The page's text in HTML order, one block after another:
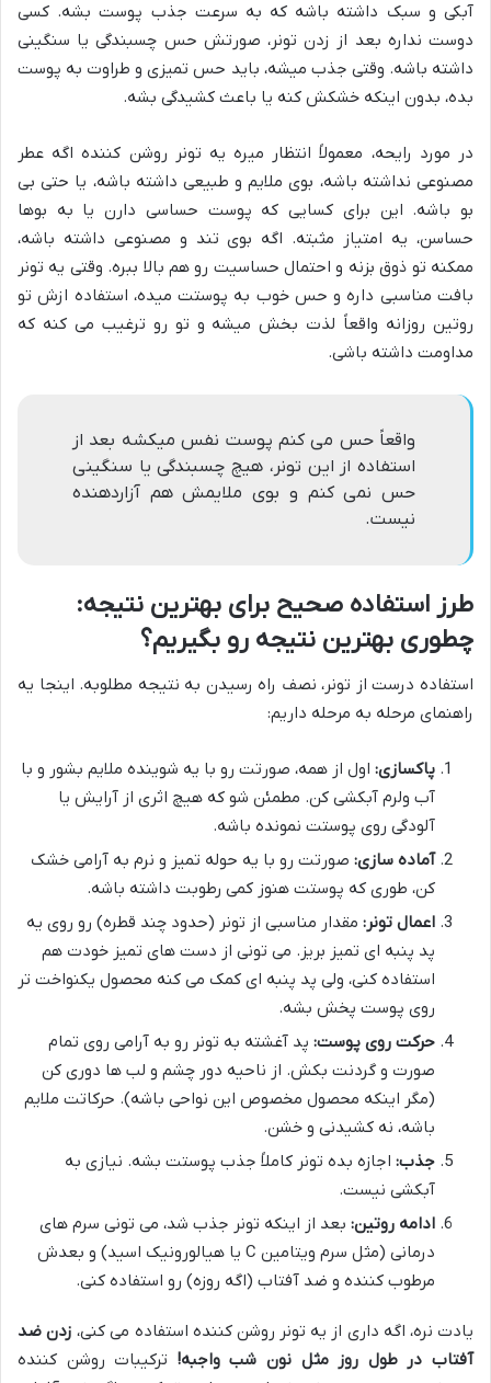
آبکی و سبک داشته باشه که به سرعت جذب پوست بشه. کسی
دوست نداره بعد از زدن تونر، صورتش حس چسبندگی یا سنگینی
داشته باشه. وقتی جذب میشه، باید حس تمیزی و طراوت به پوست
بده، بدون اینکه خشکش کنه یا باعث کشیدگی بشه.
در مورد رایحه، معمولاً انتظار میره یه تونر روشن کننده اگه عطر
مصنوعی نداشته باشه، بوی ملایم و طبیعی داشته باشه، یا حتی بی
بو باشه. این برای کسایی که پوست حساسی دارن یا به بوها
حساسن، یه امتیاز مثبته. اگه بوی تند و مصنوعی داشته باشه،
ممکنه تو ذوق بزنه و احتمال حساسیت رو هم بالا ببره. وقتی یه تونر
بافت مناسبی داره و حس خوب به پوستت میده، استفاده ازش تو
روتین روزانه واقعاً لذت بخش میشه و تو رو ترغیب می کنه که
مداومت داشته باشی.
واقعاً حس می کنم پوست نفس میکشه بعد از
استفاده از این تونر، هیچ چسبندگی یا سنگینی
حس نمی کنم و بوی ملایمش هم آزاردهنده
نیست.
طرز استفاده صحیح برای بهترین نتیجه:
چطوری بهترین نتیجه رو بگیریم؟
استفاده درست از تونر، نصف راه رسیدن به نتیجه مطلوبه. اینجا یه
راهنمای مرحله به مرحله داریم:
پاکسازی: اول از همه، صورتت رو با یه شوینده ملایم بشور و با
آب ولرم آبکشی کن. مطمئن شو که هیچ اثری از آرایش یا
آلودگی روی پوستت نمونده باشه.
آماده سازی: صورتت رو با یه حوله تمیز و نرم به آرامی خشک
کن، طوری که پوستت هنوز کمی رطوبت داشته باشه.
اعمال تونر: مقدار مناسبی از تونر (حدود چند قطره) رو روی یه
پد پنبه ای تمیز بریز. می تونی از دست های تمیز خودت هم
استفاده کنی، ولی پد پنبه ای کمک می کنه محصول یکنواخت تر
روی پوست پخش بشه.
حرکت روی پوست: پد آغشته به تونر رو به آرامی روی تمام
صورت و گردنت بکش. از ناحیه دور چشم و لب ها دوری کن
(مگر اینکه محصول مخصوص این نواحی باشه). حرکاتت ملایم
باشه، نه کشیدنی و خشن.
جذب: اجازه بده تونر کاملاً جذب پوستت بشه. نیازی به
آبکشی نیست.
ادامه روتین: بعد از اینکه تونر جذب شد، می تونی سرم های
درمانی (مثل سرم ویتامین C یا هیالورونیک اسید) و بعدش
مرطوب کننده و ضد آفتاب (اگه روزه) رو استفاده کنی.
یادت نره، اگه داری از یه تونر روشن کننده استفاده می کنی، زدن ضد
آفتاب در طول روز مثل نون شب واجبه! ترکیبات روشن کننده